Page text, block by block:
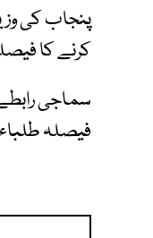
پنجاب کی
کرنے کا
سماجی
فیصلہ